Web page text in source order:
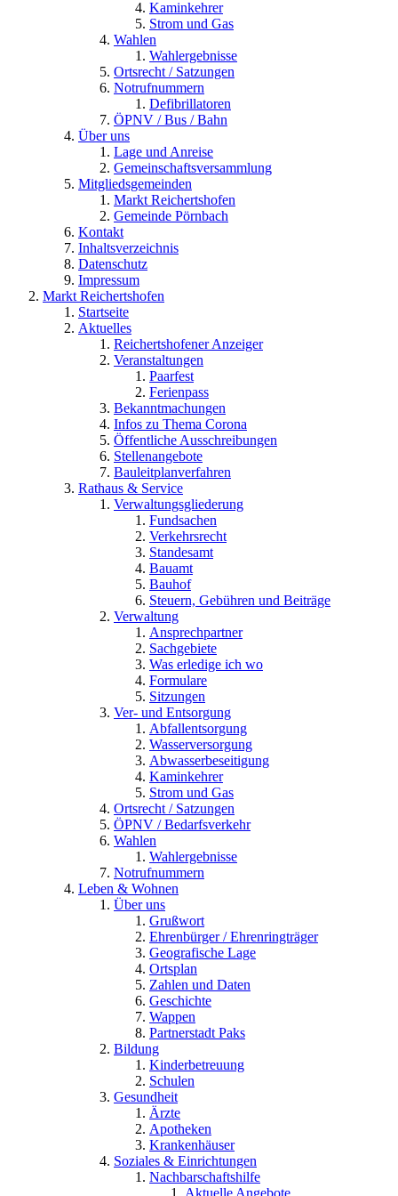
Kaminkehrer
Strom und Gas
Wahlen
Wahlergebnisse
Ortsrecht / Satzungen
Notrufnummern
Defibrillatoren
ÖPNV / Bus / Bahn
Über uns
Lage und Anreise
Gemeinschaftsversammlung
Mitgliedsgemeinden
Markt Reichertshofen
Gemeinde Pörnbach
Kontakt
Inhaltsverzeichnis
Datenschutz
Impressum
Markt Reichertshofen
Startseite
Aktuelles
Reichertshofener Anzeiger
Veranstaltungen
Paarfest
Ferienpass
Bekanntmachungen
Infos zu Thema Corona
Öffentliche Ausschreibungen
Stellenangebote
Bauleitplanverfahren
Rathaus & Service
Verwaltungsgliederung
Fundsachen
Verkehrsrecht
Standesamt
Bauamt
Bauhof
Steuern, Gebühren und Beiträge
Verwaltung
Ansprechpartner
Sachgebiete
Was erledige ich wo
Formulare
Sitzungen
Ver- und Entsorgung
Abfallentsorgung
Wasserversorgung
Abwasserbeseitigung
Kaminkehrer
Strom und Gas
Ortsrecht / Satzungen
ÖPNV / Bedarfsverkehr
Wahlen
Wahlergebnisse
Notrufnummern
Leben & Wohnen
Über uns
Grußwort
Ehrenbürger / Ehrenringträger
Geografische Lage
Ortsplan
Zahlen und Daten
Geschichte
Wappen
Partnerstadt Paks
Bildung
Kinderbetreuung
Schulen
Gesundheit
Ärzte
Apotheken
Krankenhäuser
Soziales & Einrichtungen
Nachbarschaftshilfe
Aktuelle Angebote